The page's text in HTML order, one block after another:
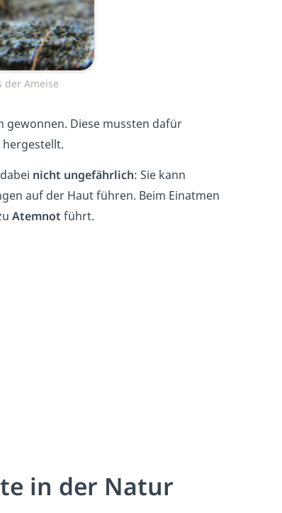
der Ameise
gewonnen. Diese mussten dafür
hergestellt.
nicht ungefährlich: Sie kann
auf der Haut führen. Beim Einatmen
Atemnot führt.
in der Natur